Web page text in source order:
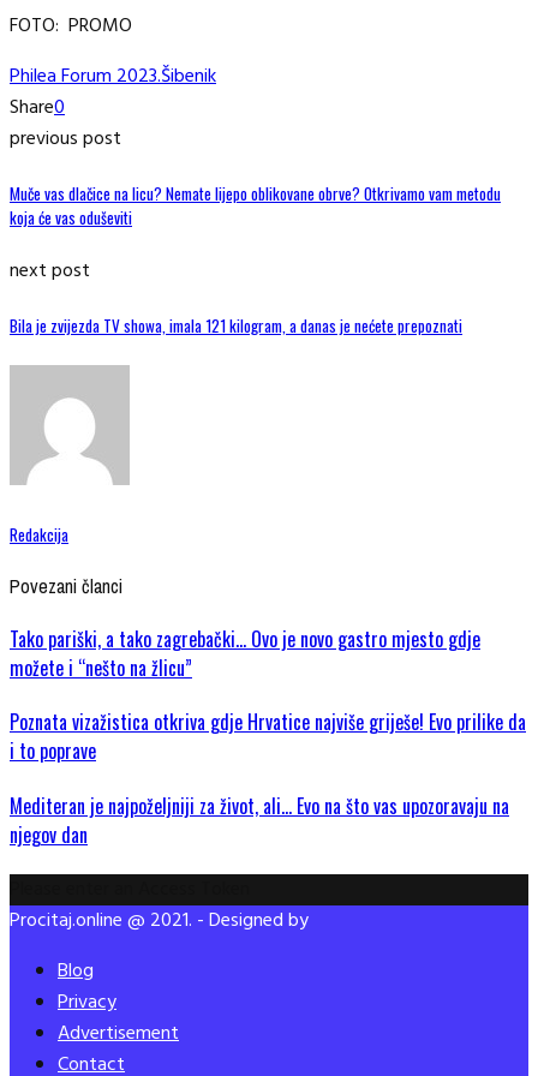
FOTO: PROMO
Philea Forum 2023.Šibenik
Share0
previous post
Muče vas dlačice na licu? Nemate lijepo oblikovane obrve? Otkrivamo vam metodu
koja će vas oduševiti
next post
Bila je zvijezda TV showa, imala 121 kilogram, a danas je nećete prepoznati
Redakcija
Povezani članci
Tako pariški, a tako zagrebački… Ovo je novo gastro mjesto gdje
možete i “nešto na žlicu”
Poznata vizažistica otkriva gdje Hrvatice najviše griješe! Evo prilike da
i to poprave
Mediteran je najpoželjniji za život, ali… Evo na što vas upozoravaju na
njegov dan
Procitaj.online @ 2021. - Designed by
Blog
Privacy
Advertisement
Contact